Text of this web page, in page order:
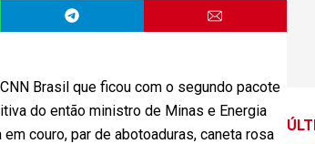
Brasil que ficou com o segundo pacote
do então ministro de Minas e Energia
couro, par de abotoaduras, caneta rosa